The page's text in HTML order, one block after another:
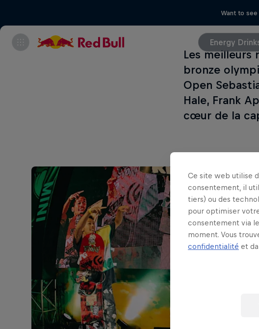
Want to
Energy
Les meilleurs
bronze
Open
Hale, Frank
cœur de la
Ce site web utilise
consentement, il
tiers) ou des
pour optimiser
consentement via
moment. Vous
confidentialité et